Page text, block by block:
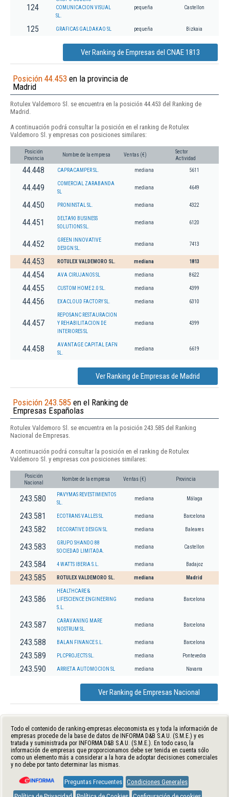
124
COMUNICACION VISUAL
SL.
pequeña Castellon
125 GRAFICAS GALDAKAO SL pequeña Bizkaia
Ver Ranking de Empresas del CNAE 1813
Posición 44.453 en la provincia de
Madrid
Rotulex Valdemoro Sl. se encuentra en la posición 44.453 del Ranking de
Madrid.
A continuación podrá consultar la posición en el ranking de Rotulex
Valdemoro Sl. y empresas con posiciones similares:
Posición
Provincia
Nombre de la empresa Ventas (€)
Sector
Actividad
44.448 CAPRACAMPER SL. mediana 5611
44.449
COMERCIAL ZARABANDA
SL
mediana 4649
44.450 PRONINSTAL SL. mediana 4322
44.451
DELTA90 BUSINESS
SOLUTIONS SL.
mediana 6120
44.452
GREEN INNOVATIVE
DESIGN SL.
mediana 7413
44.453 ROTULEX VALDEMORO SL. mediana 1813
44.454 AVA CIRUJANOS SL mediana 8622
44.455 CUSTOM HOME 2.0 SL. mediana 4399
44.456 EXACLOUD FACTORY SL. mediana 6310
44.457
REPOSANC RESTAURACION
Y REHABILITACION DE
INTERIORES SL
mediana 4399
44.458
AVANTAGE CAPITAL EAFN
SL.
mediana 6619
Ver Ranking de Empresas de Madrid
Posición 243.585 en el Ranking de
Empresas Españolas
Rotulex Valdemoro Sl. se encuentra en la posición 243.585 del Ranking
Nacional de Empresas.
A continuación podrá consultar la posición en el ranking de Rotulex
Valdemoro Sl. y empresas con posiciones similares:
Posición
Nacional
Nombre de la empresa Ventas (€) Provincia
243.580
PAVYMAS REVESTIMIENTOS
SL.
mediana Málaga
243.581 ECOTRANS VALLES SL mediana Barcelona
243.582 DECORATIVE DESIGN SL mediana Baleares
243.583
GRUPO SHANDO 88
SOCIEDAD LIMITADA.
mediana Castellon
243.584 4 WATTS IBERIA S.L. mediana Badajoz
243.585 ROTULEX VALDEMORO SL. mediana Madrid
243.586
HEALTHCARE &
LIFESCIENCE ENGINEERING
S.L.
mediana Barcelona
243.587
CARAVANING MARE
NOSTRUM SL.
mediana Barcelona
243.588 BALAN FINANCE S.L. mediana Barcelona
243.589 PLCPROJECTS SL. mediana Pontevedra
243.590 ARRIETA AUTOMOCION SL mediana Navarra
Ver Ranking de Empresas Nacional
Todo el contenido de ranking-empresas.eleconomista.es y toda la información de
empresas procede de la base de datos de INFORMA D&B S.A.U. (S.M.E.) y es
tratada y suministrada por INFORMA D&B S.A.U. (S.M.E.). En todo caso, la
información de empresas que proporcionamos debe ser tenida en cuenta sólo
como un elemento más a considerar a la hora de adoptar decisiones comerciales
y no debe por tanto determinar las mismas.
Preguntas Frecuentes Condiciones Generales